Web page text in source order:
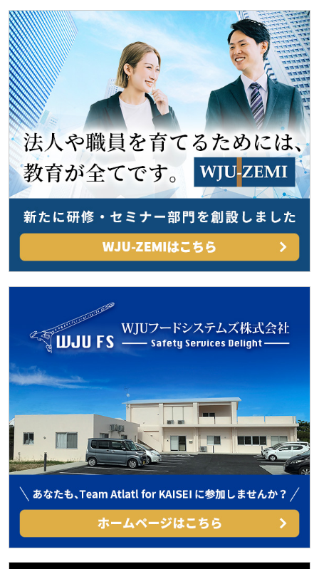
ビ
ゲ
ー
シ
ョ
ン